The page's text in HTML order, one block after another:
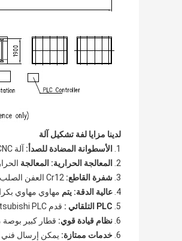
لدينا مزايا لفة تشكيل آلة
1.
الأسطوانة المضادة للصدأ: آلة CNC مُعدة ، مطلي بالكروم الصلب 0.05 مم. لحماية السطح اللامع وقوي
2.
المعالجة الحرارية: المعالجة
3. شفرة القاطع:
4. عالية الدقة: يتم مهاوي مهاوي
5. PLC التلقائي : قدم Mitsubishi PLC مع شاشة تعمل باللمس ، العاكس ، محول.
6. نظام قيادة قوي: قطار كبير بوصة
6. خدمات ممتازة: يمكن إرسال فني